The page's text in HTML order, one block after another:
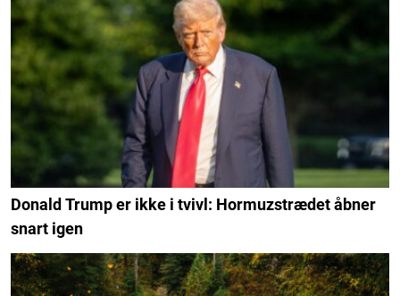
Donald Trump er ikke i tvivl: Hormuzstrædet åbner
snart igen